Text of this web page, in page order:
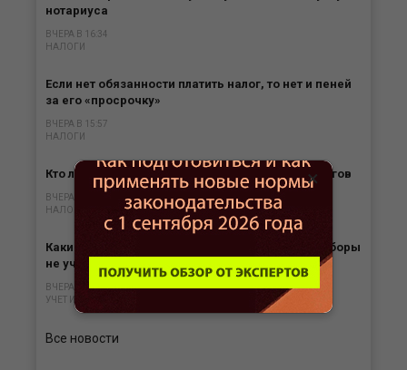
нотариуса
ВЧЕРА В 16:34
НАЛОГИ
Если нет обязанности платить налог, то нет и пеней
за его «просрочку»
ВЧЕРА В 15:57
НАЛОГИ
Кто лишается права на отсрочку по уплате налогов
ВЧЕРА В 15:35
НАЛОГИ
Какие выплаты призванным на специальные сборы
не учитываются в расходах
ВЧЕРА В 15:00
УЧЕТ И ОТЧЕТНОСТЬ
Все новости
×